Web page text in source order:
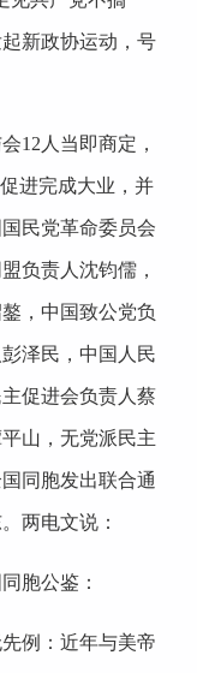
新政协运动，号
12人当即商定，
进完成大业，并
民党革命委员会
负责人沈钧儒，
，中国致公党负
泽民，中国人民
促进会负责人蔡
山，无党派民主
同胞发出联合通
两电文说：
胞公鉴：
例：近年与美帝